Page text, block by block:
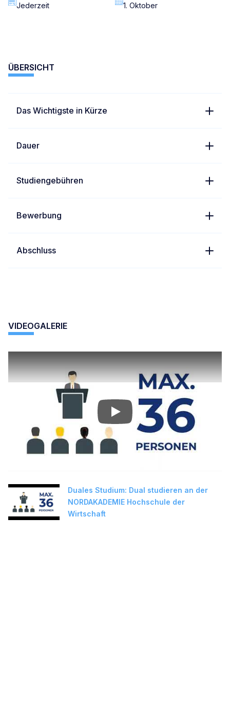
Jederzeit 1. Oktober
ÜBERSICHT
Das Wichtigste in Kürze
Dauer
Studiengebühren
Bewerbung
Abschluss
VIDEOGALERIE
Play
Duales Studium: Dual studieren an der
NORDAKADEMIE Hochschule der
Wirtschaft